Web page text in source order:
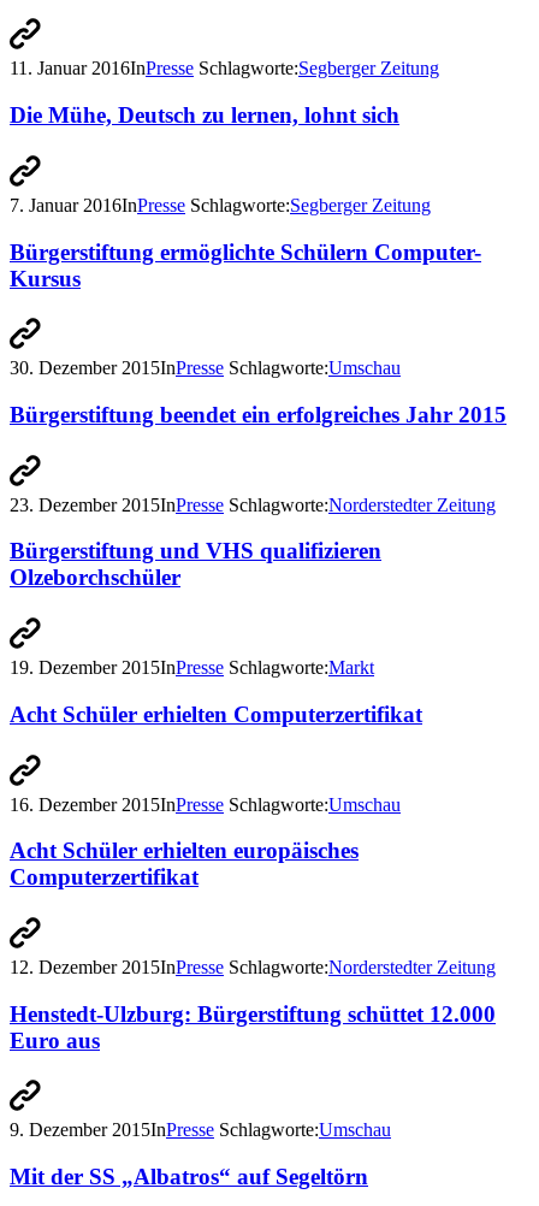
11. Januar 2016InPresse Schlagworte:Segberger Zeitung
Die Mühe, Deutsch zu lernen, lohnt sich
7. Januar 2016InPresse Schlagworte:Segberger Zeitung
Bürgerstiftung ermöglichte Schülern Computer-
Kursus
30. Dezember 2015InPresse Schlagworte:Umschau
Bürgerstiftung beendet ein erfolgreiches Jahr 2015
23. Dezember 2015InPresse Schlagworte:Norderstedter Zeitung
Bürgerstiftung und VHS qualifizieren
Olzeborchschüler
19. Dezember 2015InPresse Schlagworte:Markt
Acht Schüler erhielten Computerzertifikat
16. Dezember 2015InPresse Schlagworte:Umschau
Acht Schüler erhielten europäisches
Computerzertifikat
12. Dezember 2015InPresse Schlagworte:Norderstedter Zeitung
Henstedt-Ulzburg: Bürgerstiftung schüttet 12.000
Euro aus
9. Dezember 2015InPresse Schlagworte:Umschau
Mit der SS „Albatros“ auf Segeltörn